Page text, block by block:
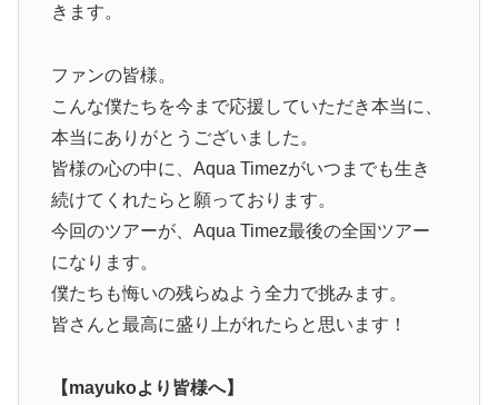
きます。
ファンの皆様。
こんな僕たちを今まで応援していただき本当に、
本当にありがとうございました。
皆様の心の中に、Aqua Timezがいつまでも生き
続けてくれたらと願っております。
今回のツアーが、Aqua Timez最後の全国ツアー
になります。
僕たちも悔いの残らぬよう全力で挑みます。
皆さんと最高に盛り上がれたらと思います！
【mayukoより皆様へ】